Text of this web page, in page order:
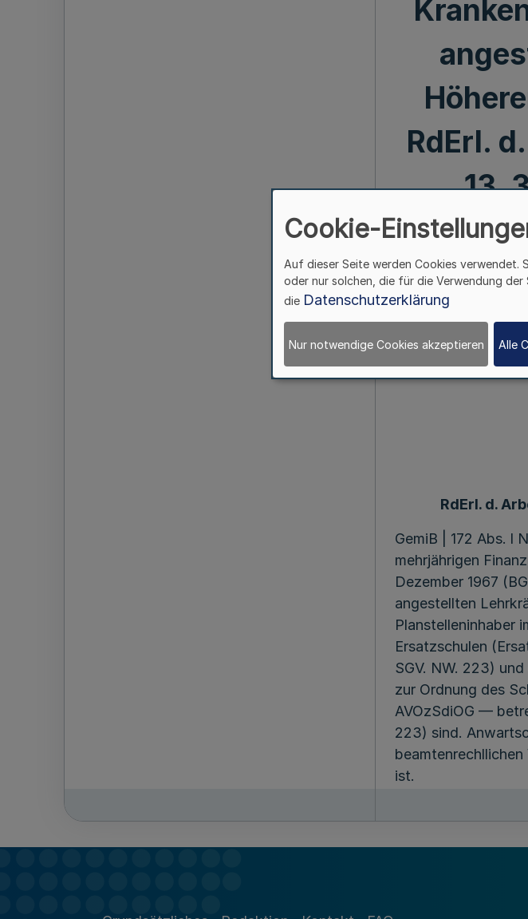
RdErl.
13.
212. Ergänzung -
RdErl. d.
GemiB | 172 Abs. l
mehrjährigen
Dezember 1967
angestellten
Planstelleninhaber
Ersatzschulen
SGV. NW. 223)
zur Ordnung des
AVOzSdiOG —
223) sind.
ist.
22306
Cookie-
Auf dieser Seite werden Cookies verwendet.
oder nur solchen, die für die Verwendung
die Datenschutzerklärung
Nur notwendige Cookies akzeptieren Alle